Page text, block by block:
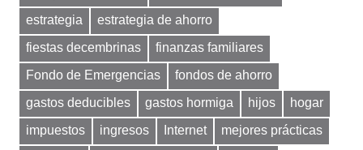
estrategia
estrategia de ahorro
fiestas decembrinas
finanzas familiares
Fondo de Emergencias
fondos de ahorro
gastos deducibles
gastos hormiga hijos
hogar
impuestos
ingresos Internet
mejores prácticas